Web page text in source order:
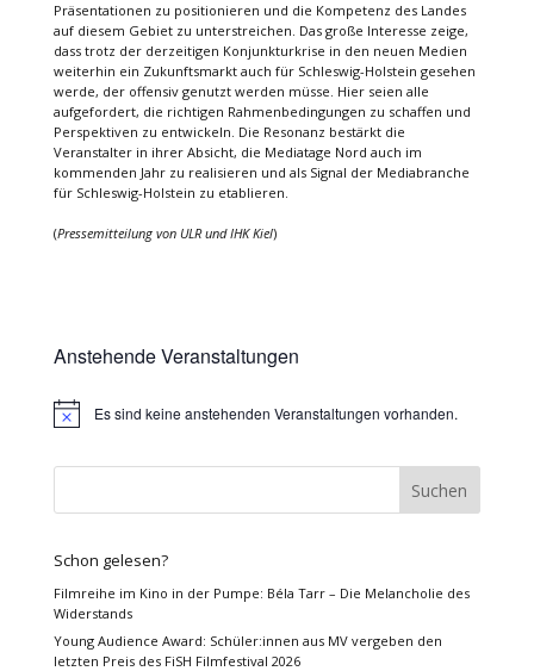
Präsentationen zu positionieren und die Kompetenz des Landes
auf diesem Gebiet zu unterstreichen. Das große Interesse zeige,
dass trotz der derzeitigen Konjunkturkrise in den neuen Medien
weiterhin ein Zukunftsmarkt auch für Schleswig-Holstein gesehen
werde, der offensiv genutzt werden müsse. Hier seien alle
aufgefordert, die richtigen Rahmenbedingungen zu schaffen und
Perspektiven zu entwickeln. Die Resonanz bestärkt die
Veranstalter in ihrer Absicht, die Mediatage Nord auch im
kommenden Jahr zu realisieren und als Signal der Mediabranche
für Schleswig-Holstein zu etablieren.
(Pressemitteilung von ULR und IHK Kiel)
Anstehende Veranstaltungen
HinweisEs sind keine anstehenden Veranstaltungen vorhanden.
Schon gelesen?
Filmreihe im Kino in der Pumpe: Béla Tarr – Die Melancholie des
Widerstands
Young Audience Award: Schüler:innen aus MV vergeben den
letzten Preis des FiSH Filmfestival 2026